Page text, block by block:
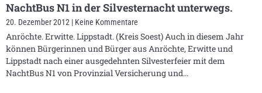
NachtBus N1 in der Silvesternacht unterwegs.
20. Dezember 2012 Keine Kommentare
Anröchte. Erwitte. Lippstadt. (Kreis Soest) Auch in diesem Jahr
können Bürgerinnen und Bürger aus Anröchte, Erwitte und
Lippstadt nach einer ausgedehnten Silvesterfeier mit dem
NachtBus N1 von Provinzial Versicherung und